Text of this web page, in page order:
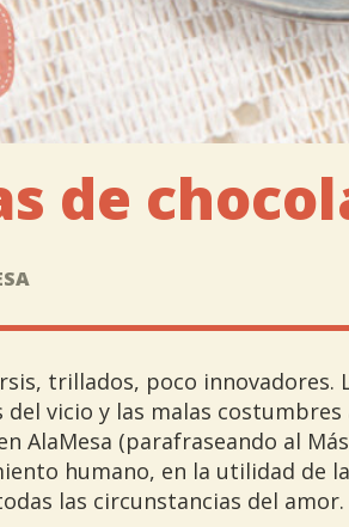
de
trillados, poco innovadores.
del vicio y las malas
AlaMesa (parafraseando al
humano, en la utilidad de
las circunstancias del amor.